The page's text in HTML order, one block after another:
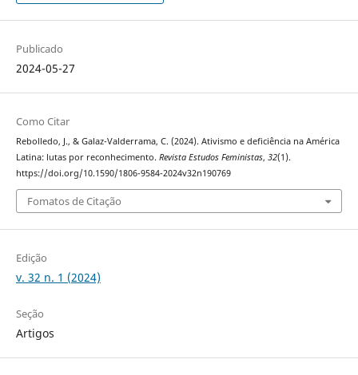
Publicado
2024-05-27
Como Citar
Rebolledo, J., & Galaz-Valderrama, C. (2024). Ativismo e deficiência na América
Latina: lutas por reconhecimento. Revista Estudos Feministas, 32(1).
https://doi.org/10.1590/1806-9584-2024v32n190769
Fomatos de Citação
Edição
v. 32 n. 1 (2024)
Seção
Artigos